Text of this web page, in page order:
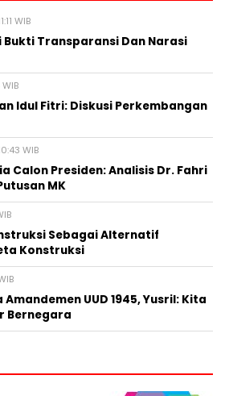
WIB
Bukti Transparansi Dan Narasi
Idul Fitri: Diskusi Perkembangan
WIB
Calon Presiden: Analisis Dr. Fahri
MK
Sebagai Alternatif
Konstruksi
UUD 1945, Yusril: Kita
Bernegara